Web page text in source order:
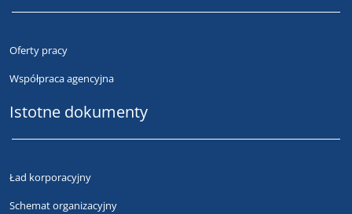
Oferty pracy
Współpraca agencyjna
Istotne dokumenty
Ład korporacyjny
Schemat organizacyjny